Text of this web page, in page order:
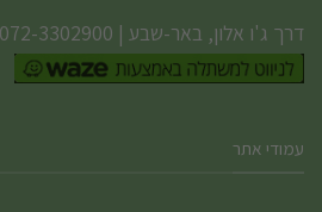
דרך ג'ו אלון, באר-שבע |
072-3302900
עמודי אתר